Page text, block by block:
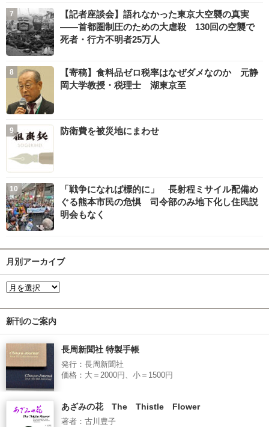
【記者座談会】語れなかった東京大空襲の真実
――首都圏制圧のための大虐殺 130回の空襲で
死者・行方不明者25万人
【寄稿】食料品ゼロ税率はなぜダメなのか 元静
岡大学教授・税理士 湖東京至
防衛費を被災地にまわせ
「戦争になれば標的に」 長射程ミサイル配備め
ぐる熊本市民の危惧 司令部のみ地下化し住民説
明会もなく
月別アーカイブ
新刊のご案内
長周新聞社 特製手帳
発行：長周新聞社
価格：大＝2000円、小＝1500円
あざみの花 The Thistle Flower
著者：古川豊子